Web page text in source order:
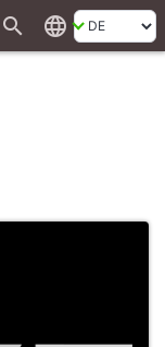
search language